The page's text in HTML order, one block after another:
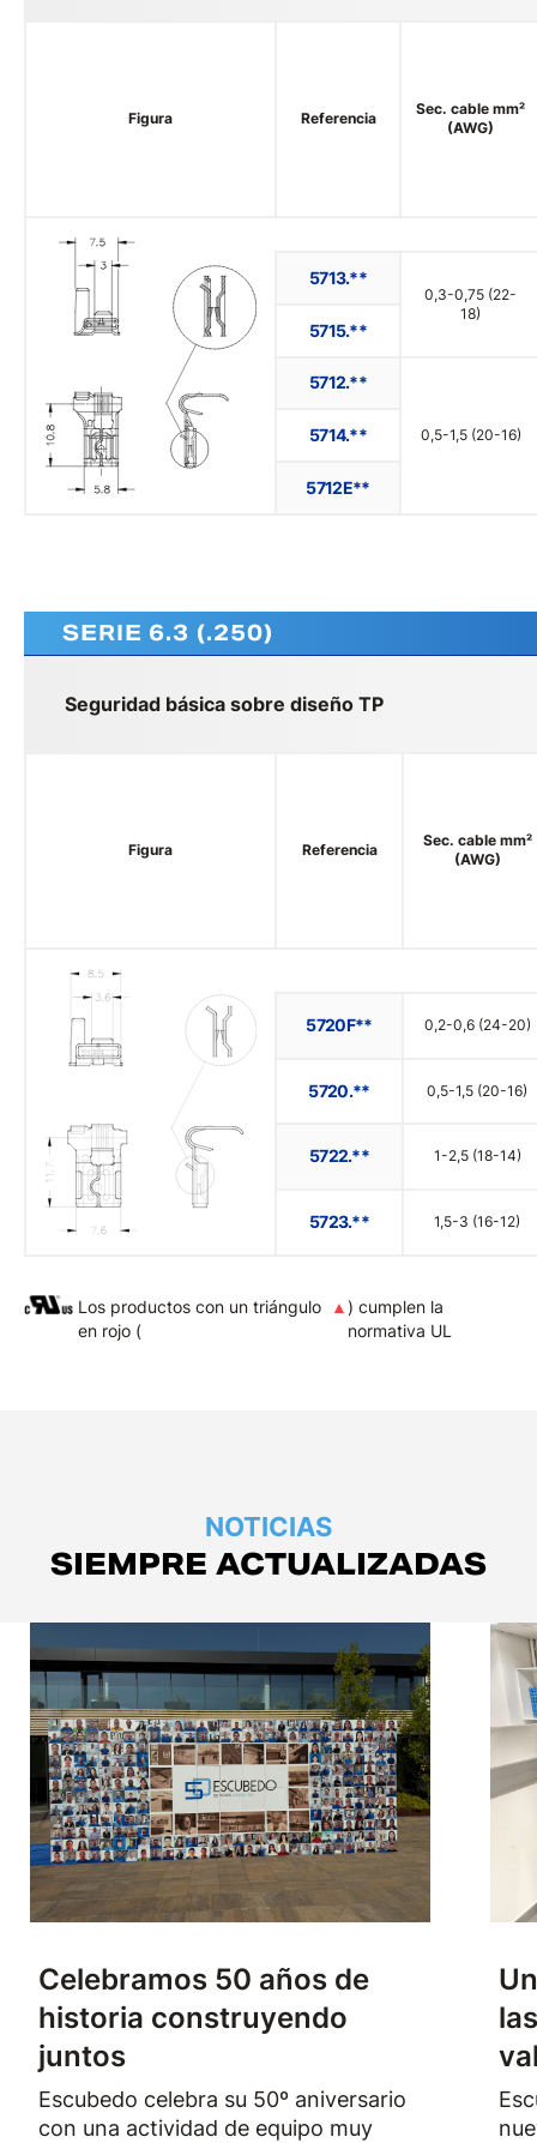
Figura Referencia
Sec. cable mm²
(AWG)
5713.**
0,3-0,75 (22-
18)
5715.**
5712.**
0,5-1,5 (20-16)
5714.**
5712E**
SERIE 6.3 (.250)
Seguridad básica sobre diseño TP
Figura Referencia
Sec. cable mm²
(AWG)
5720F** 0,2-0,6 (24-20)
5720.** 0,5-1,5 (20-16)
5722.** 1-2,5 (18-14)
5723.** 1,5-3 (16-12)
Los productos con un triángulo
en rojo (
▲ ) cumplen la
normativa UL
NOTICIAS
SIEMPRE ACTUALIZADAS
Celebramos 50 años de
historia construyendo
juntos
Escubedo celebra su 50º aniversario
con una actividad de equipo muy